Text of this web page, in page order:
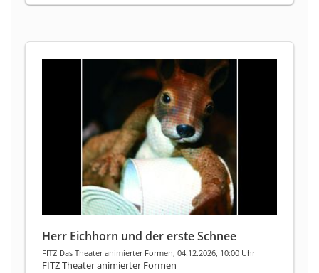
Herr Eichhorn und der erste Schnee
FITZ Das Theater animierter Formen, 04.12.2026, 10:00 Uhr
FITZ Theater animierter Formen